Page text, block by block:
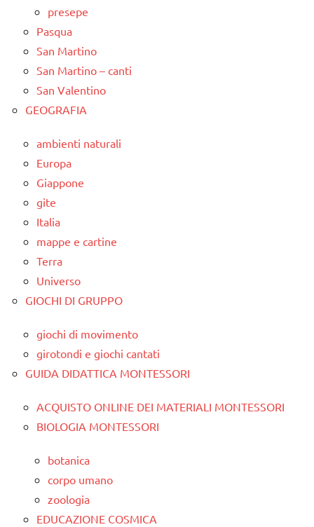
presepe
Pasqua
San Martino
San Martino – canti
San Valentino
GEOGRAFIA
ambienti naturali
Europa
Giappone
gite
Italia
mappe e cartine
Terra
Universo
GIOCHI DI GRUPPO
giochi di movimento
girotondi e giochi cantati
GUIDA DIDATTICA MONTESSORI
ACQUISTO ONLINE DEI MATERIALI MONTESSORI
BIOLOGIA MONTESSORI
botanica
corpo umano
zoologia
EDUCAZIONE COSMICA